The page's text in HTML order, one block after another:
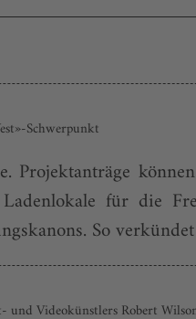
Schwerpunkt
für die
So
und Videokünstlers Robert